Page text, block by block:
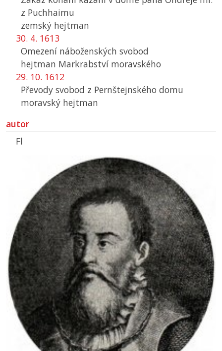
z Puchhaimu
zemský hejtman
30. 4. 1613
Omezení náboženských svobod
hejtman Markrabství moravského
29. 10. 1612
Převody svobod z Pernštejnského domu
moravský hejtman
autor
Fl